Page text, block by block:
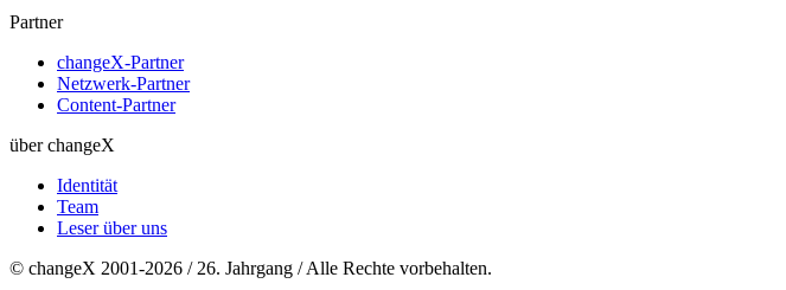
Partner
changeX-Partner
Netzwerk-Partner
Content-Partner
über changeX
Identität
Team
Leser über uns
© changeX 2001-2026 / 26. Jahrgang / Alle Rechte vorbehalten.